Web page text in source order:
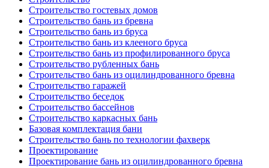
Строительство гостевых домов
Строительство бань из бревна
Строительство бань из бруса
Строительство бань из клееного бруса
Строительство бань из профилированного бруса
Строительство рубленных бань
Строительство бань из оцилиндрованного бревна
Строительство гаражей
Строительство беседок
Строительство бассейнов
Строительство каркасных бань
Базовая комплектация бани
Строительство бань по технологии фахверк
Проектирование
Проектирование бань из оцилиндрованного бревна